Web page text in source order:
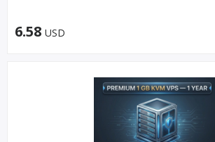
6.58 USD